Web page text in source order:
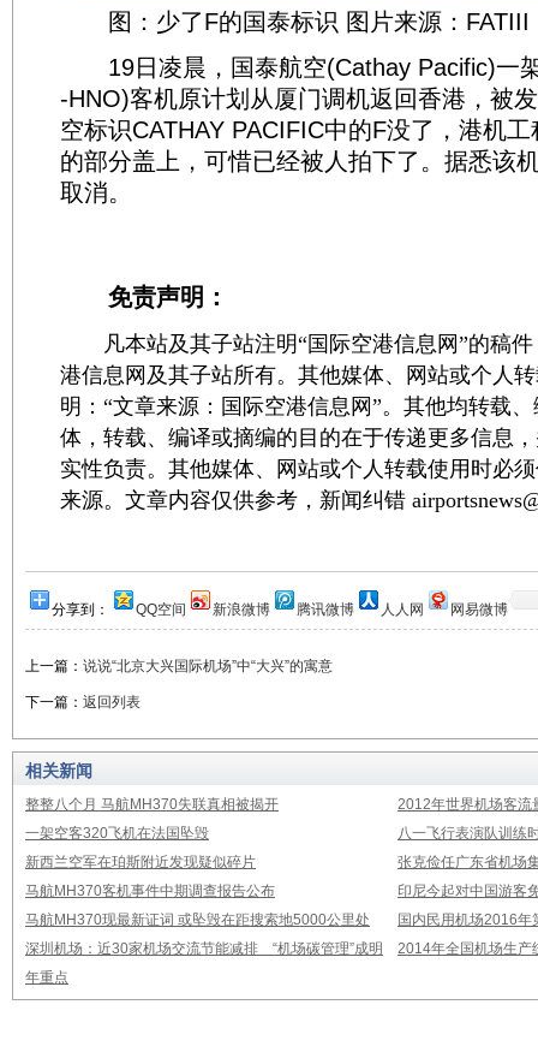
图：少了F的国泰标识 图片来源：FATIII
19日凌晨，国泰航空(Cathay Pacific)一
-HNO)客机原计划从厦门调机返回香港，被
空标识CATHAY PACIFIC中的F没了，港机
的部分盖上，可惜已经被人拍下了。据悉该
取消。
免责声明：
凡本站及其子站注明“国际空港信息网”的稿件
港信息网及其子站所有。其他媒体、网站或个人
明：“文章来源：国际空港信息网”。其他均转载
体，转载、编译或摘编的目的在于传递更多信息
实性负责。其他媒体、网站或个人转载使用时必
来源。文章内容仅供参考，新闻纠错
分享到： QQ空间 新浪微博 腾讯微博 人人网 网易微博
上一篇： 说说“北京大兴国际机场”中“大兴”的寓意
下一篇： 返回列表
相关新闻
整整八个月 马航MH370失联真相被揭开
2012年世界机场客流
一架空客320飞机在法国坠毁
八一飞行表演队训练
新西兰空军在珀斯附近发现疑似碎片
张克俭任广东省机场
马航MH370客机事件中期调查报告公布
印尼今起对中国游客
马航MH370现最新证词 或坠毁在距搜索地5000公里处
国内民用机场2016年
深圳机场：近30家机场交流节能减排 “机场碳管理”成明
年重点
2014年全国机场生产